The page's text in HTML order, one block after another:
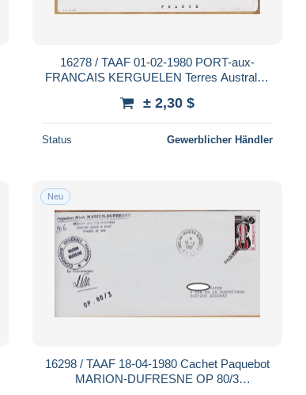
16278 / TAAF 01-02-1980 PORT-aux-
FRANCAIS KERGUELEN Terres Australes
± 2,30 $
Status Gewerblicher Händler
Neu
16298 / TAAF 18-04-1980 Cachet Paquebot
MARION-DUFRESNE OP 80/3